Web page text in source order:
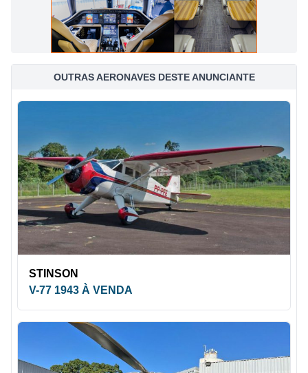
OUTRAS AERONAVES DESTE ANUNCIANTE
STINSON
V-77 1943 À VENDA